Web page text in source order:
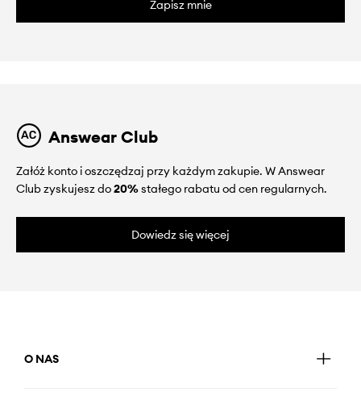
Zapisz mnie
Answear Club
Załóż konto i oszczędzaj przy każdym zakupie. W Answear
Club zyskujesz do20%stałego rabatu od cen regularnych.
Dowiedz się więcej
O NAS